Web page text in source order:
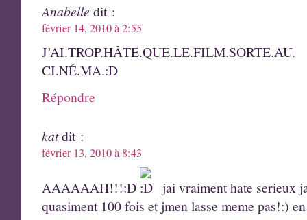
Anabelle dit :
février 14, 2010 à 2:55
J’AI.TROP.HÂTE.QUE.LE.FILM.SORTE.AU.
CI.NÉ.MA.:D
Répondre
katdit :
février 13, 2010 à 8:43
AAAAAAH!!!:D
jai vraiment hate serieux
quasiment 100 fois et jmen lasse meme pas!:)